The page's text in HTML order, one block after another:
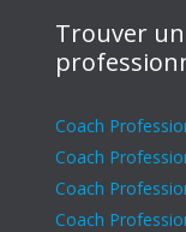
Trouver un
Coach
Coach
Coach
Coach